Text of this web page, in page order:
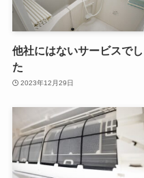
他社にはないサービスでし
た
2023年12月29日